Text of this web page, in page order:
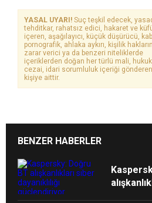
YASAL UYARI! Suç teşkil edecek,
tehditkar, rahatsız edici, hakaret ve
içeren, aşağılayıcı, küçük düşürücü,
pornografik, ahlaka aykırı, kişilik
zarar verici ya da benzeri niteliklerde
içeriklerden doğan her türlü mali,
cezai, idari sorumluluk içeriği gönderen
kişiye aittir.
BENZER HABERLER